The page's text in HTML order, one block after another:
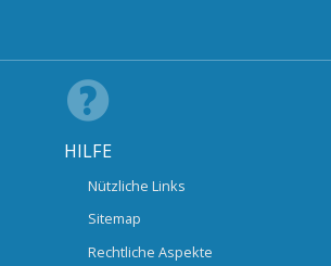
HILFE
Nützliche Links
Sitemap
Rechtliche Aspekte